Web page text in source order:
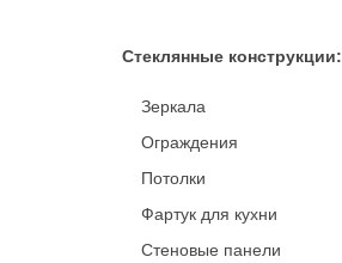
Стеклянные конструкции:
Зеркала
Ограждения
Потолки
Фартук для кухни
Стеновые панели